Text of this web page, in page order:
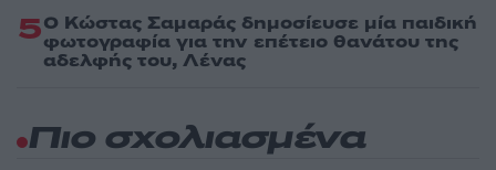
5Ο Κώστας Σαμαράς δημοσίευσε μία παιδική
φωτογραφία για την επέτειο θανάτου της
αδελφής του, Λένας
Πιο σχολιασμένα